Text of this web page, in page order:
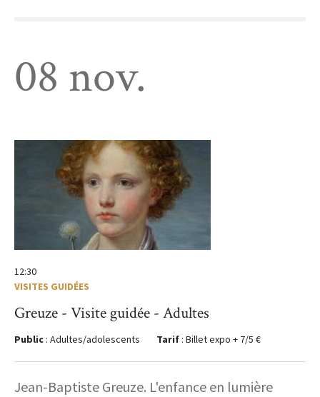
08 nov.
12:30
VISITES GUIDÉES
Greuze - Visite guidée - Adultes
Public : Adultes/adolescents Tarif : Billet expo + 7/5 €
Jean-Baptiste Greuze. L'enfance en lumière